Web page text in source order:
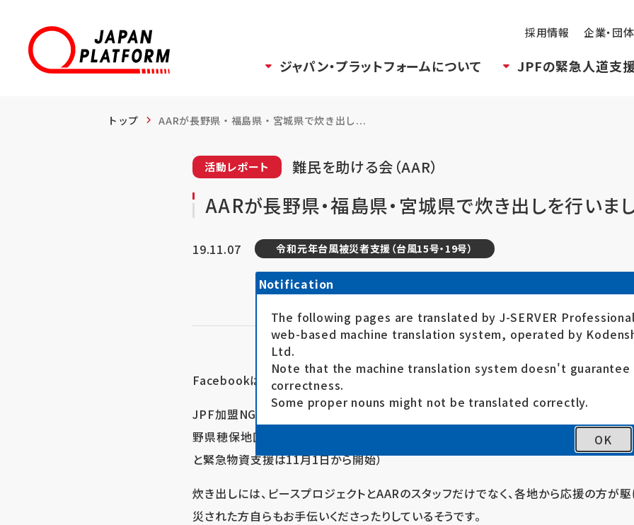
採用情報 企業・団
ジャパン・プラットフォームについて JPFの緊急人道支
トップ AARが長野県・福島県・宮城県で炊き出し...
活動レポート 難民を助ける会（AAR）
AARが長野県・福島県・宮城県で炊き出しを行いま
19.11.07 令和元年台風被災者支援（台風15号・19号）
Facebookは
こちら
JPF加盟NGO、
難民を助ける会（AAR）
が、NPO法人ピースプロジェクトと共同で、台
野県穂保地区や福島県相馬市、そして宮城県丸森町で炊き出しを行っています。（
と緊急物資支援は11月1日から開始）
炊き出しには、ピースプロジェクトとAARのスタッフだけでなく、各地から応援の方が駆
災された方自らもお手伝いくださったりしているそうです。
Notification
The following pages are translated by J-SERVER
web-based machine translation system, operated by
Ltd.
Note that the machine translation system doesn't guarantee
correctness.
Some proper nouns might not be translated correctly.
OK